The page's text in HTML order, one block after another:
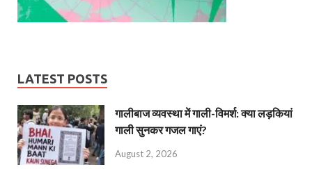
LATEST POSTS
गालीबाज व्‍यवस्‍था में गाली-विमर्श: क्या लड़कियां
गाली सुनकर गजल गाएं?
August 2, 2026